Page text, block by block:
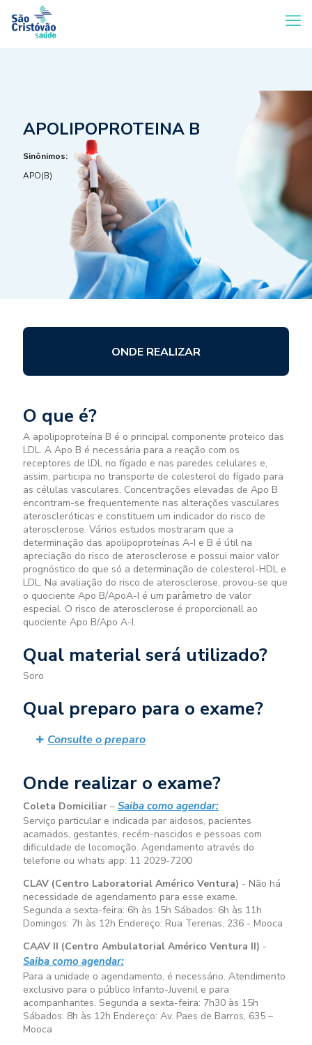
APOLIPOPROTEINA B
Sinônimos:
APO(B)
ONDE REALIZAR
O que é?
A apolipoproteína B é o principal componente proteico das
LDL. A Apo B é necessária para a reação com os
receptores de lDL no fígado e nas paredes celulares e,
assim, participa no transporte de colesterol do fígado para
as células vasculares. Concentrações elevadas de Apo B
encontram-se frequentemente nas alterações vasculares
ateroscleróticas e constituem um indicador do risco de
aterosclerose. Vários estudos mostraram que a
determinação das apolipoproteínas A-I e B é útil na
apreciação do risco de aterosclerose e possui maior valor
prognóstico do que só a determinação de colesterol-HDL e
LDL. Na avaliação do risco de aterosclerose, provou-se que
o quociente Apo B/ApoA-I é um parâmetro de valor
especial. O risco de aterosclerose é proporcionall ao
quociente Apo B/Apo A-I.
Qual material será utilizado?
Soro
Qual preparo para o exame?
Consulte o preparo
Onde realizar o exame?
Coleta Domiciliar – Saiba como agendar:
Serviço particular e indicada par aidosos, pacientes
acamados, gestantes, recém-nascidos e pessoas com
dificuldade de locomoção. Agendamento através do
telefone ou whats app: 11 2029-7200
CLAV (Centro Laboratorial Américo Ventura) - Não há
necessidade de agendamento para esse exame.
Segunda a sexta-feira: 6h às 15h Sábados: 6h às 11h
Domingos: 7h às 12h Endereço: Rua Terenas, 236 - Mooca
CAAV II (Centro Ambulatorial Américo Ventura II) -
Saiba como agendar:
Para a unidade o agendamento, é necessário. Atendimento
exclusivo para o público Infanto-Juvenil e para
acompanhantes. Segunda a sexta-feira: 7h30 às 15h
Sábados: 8h às 12h Endereço: Av. Paes de Barros, 635 –
Mooca